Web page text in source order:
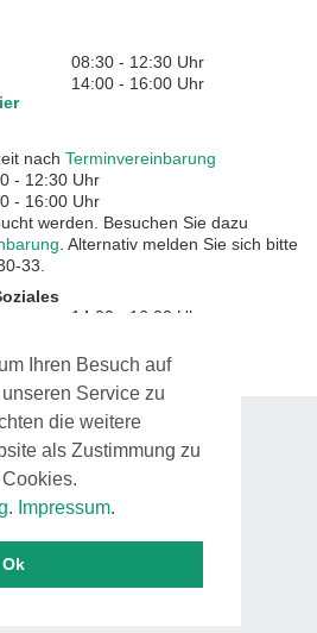
Ihren Besuch auf
Service zu
die weitere
als Zustimmung zu
. Impressum.
Ok
08:30 - 12:30 Uhr
14:00 - 16:00 Uhr
nach Terminvereinbarung
- 12:30 Uhr
- 16:00 Uhr
werden. Besuchen Sie dazu
. Alternativ melden Sie sich bitte
33.
14:00 - 16:00 Uhr
vorbehalten.